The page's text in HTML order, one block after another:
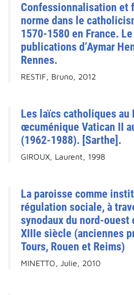
Confessionnalisation et
norme dans le
1570-1580 en France.
publications d’Aymar
Rennes.
RESTIF, Bruno, 2012
Les laïcs catholiques au
œcuménique Vatican II
(1962-1988). [Sarthe].
GIROUX, Laurent, 1998
La paroisse comme
régulation sociale, à
synodaux du nord-ouest
XIIIe siècle (anciennes
Tours, Rouen et Reims)
MINETTO, Julie, 2010